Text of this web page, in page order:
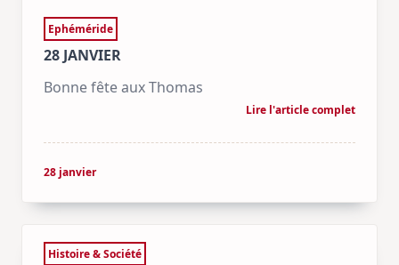
Ephéméride
28 JANVIER
Bonne fête aux Thomas
Lire l'article complet
28 janvier
Histoire & Société